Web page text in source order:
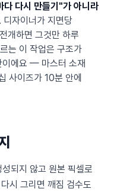
다 다시 만들기"가 아니라
디자이너가 지면당
개하면 그것만 하루
는 이 작업은 구조가
이에요 — 마스터 소재
사이즈가 10분 안에
성되지 않고 원본 픽셀로
시 그리면 깨짐 검수도